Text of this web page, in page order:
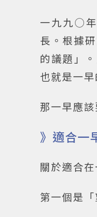
一九九○
長。根據
的議題」
也就是一
那一早應
》適合一
關於適合
第一個是